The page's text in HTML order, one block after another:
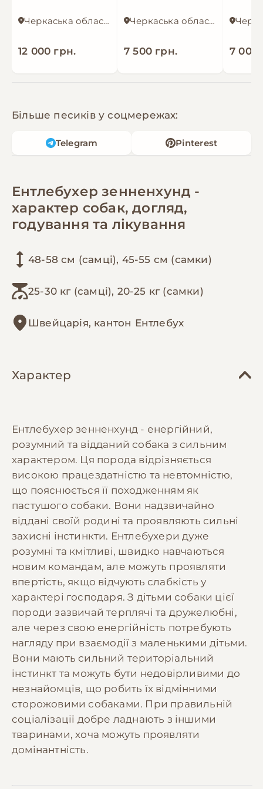
Черкаська область
12 000 грн.
Черкаська область
7 500 грн. 7 000
Більше песиків у соцмережах:
Telegram Pinterest
Ентлебухер зенненхунд -
характер собак, догляд,
годування та лікування
48-58 см (самці), 45-55 см (самки)
25-30 кг (самці), 20-25 кг (самки)
Швейцарія, кантон Ентлебух
Характер
Ентлебухер зенненхунд - енергійний,
розумний та відданий собака з сильним
характером. Ця порода відрізняється
високою працездатністю та невтомністю,
що пояснюється її походженням як
пастушого собаки. Вони надзвичайно
віддані своїй родині та проявляють сильні
захисні інстинкти. Ентлебухери дуже
розумні та кмітливі, швидко навчаються
новим командам, але можуть проявляти
впертість, якщо відчують слабкість у
характері господаря. З дітьми собаки цієї
породи зазвичай терплячі та дружелюбні,
але через свою енергійність потребують
нагляду при взаємодії з маленькими дітьми.
Вони мають сильний територіальний
інстинкт та можуть бути недовірливими до
незнайомців, що робить їх відмінними
сторожовими собаками. При правильній
соціалізації добре ладнають з іншими
тваринами, хоча можуть проявляти
домінантність.